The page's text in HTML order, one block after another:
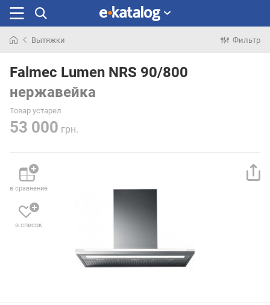
раньше
Вытяжки Фильтр
Falmec Lumen NRS 90/800
нержавейка
Товар устарел
53 000 грн.
в сравнение
в список